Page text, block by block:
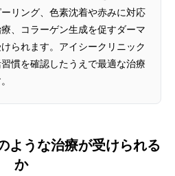
リング、色素沈着や赤みに対応
、コラーゲン生成を促すダーマ
られます。アイシークリニック
慣を確認したうえで最適な治療
ような治療が受けられる
か